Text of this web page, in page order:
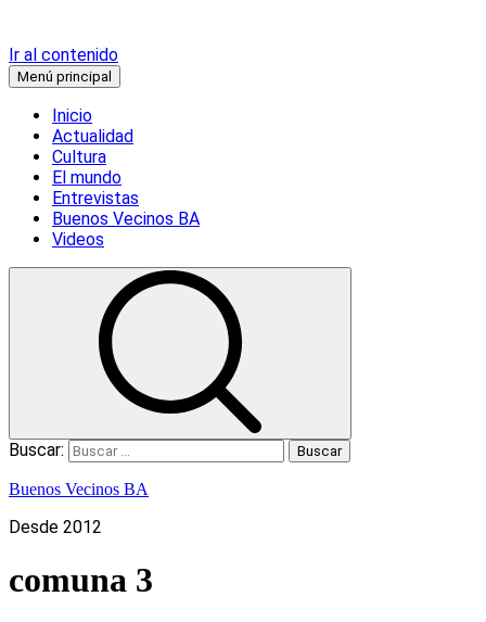
Ir al contenido
Menú principal
Inicio
Actualidad
Cultura
El mundo
Entrevistas
Buenos Vecinos BA
Videos
Buscar:
Buenos Vecinos BA
Desde 2012
comuna 3